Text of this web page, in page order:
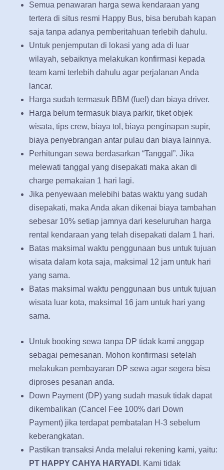
Semua penawaran harga sewa kendaraan yang
tertera di situs resmi Happy Bus, bisa berubah kapan
saja tanpa adanya pemberitahuan terlebih dahulu.
Untuk penjemputan di lokasi yang ada di luar
wilayah, sebaiknya melakukan konfirmasi kepada
team kami terlebih dahulu agar perjalanan Anda
lancar.
Harga sudah termasuk BBM (fuel) dan biaya driver.
Harga belum termasuk biaya parkir, tiket objek
wisata, tips crew, biaya tol, biaya penginapan supir,
biaya penyebrangan antar pulau dan biaya lainnya.
Perhitungan sewa berdasarkan “Tanggal”. Jika
melewati tanggal yang disepakati maka akan di
charge pemakaian 1 hari lagi.
Jika penyewaan melebihi batas waktu yang sudah
disepakati, maka Anda akan dikenai biaya tambahan
sebesar 10% setiap jamnya dari keseluruhan harga
rental kendaraan yang telah disepakati dalam 1 hari.
Batas maksimal waktu penggunaan bus untuk tujuan
wisata dalam kota saja, maksimal 12 jam untuk hari
yang sama.
Batas maksimal waktu penggunaan bus untuk tujuan
wisata luar kota, maksimal 16 jam untuk hari yang
sama.
Untuk booking sewa tanpa DP tidak kami anggap
sebagai pemesanan. Mohon konfirmasi setelah
melakukan pembayaran DP sewa agar segera bisa
diproses pesanan anda.
Down Payment (DP) yang sudah masuk tidak dapat
dikembalikan (Cancel Fee 100% dari Down
Payment) jika terdapat pembatalan H-3 sebelum
keberangkatan.
Pastikan transaksi Anda melalui rekening kami, yaitu:
PT HAPPY CAHYA HARYADI . Kami tidak